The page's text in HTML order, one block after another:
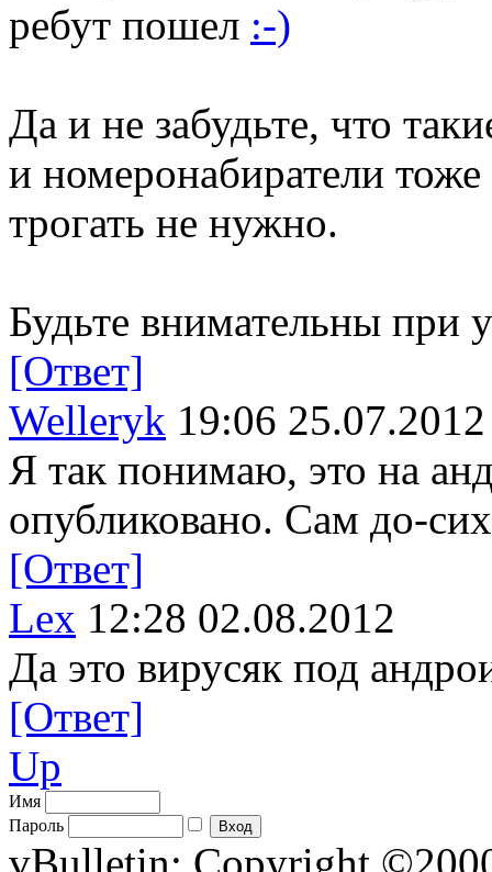
ребут пошел :-)
Да и не забудьте, что
и номеронабиратели
трогать не нужно.
Будьте внимательны при
[Ответ]
Welleryk 19:06 25.07.2012
Я так понимаю, это на
опубликовано. Сам до-
[Ответ]
Lex 12:28 02.08.2012
Да это вирусяк под
[Ответ]
Up
Имя
Пароль